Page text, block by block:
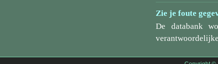
Zie je foute
De databank